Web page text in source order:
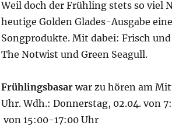
Weil doch der Frühling stets so viel
heutige Golden Glades-Ausgabe
Songprodukte. Mit dabei: Frisch
The Notwist und Green Seagull.
Frühlingsbasar war zu hören am
Uhr. Wdh.: Donnerstag, 02.04. von
von 15:00-17:00 Uhr